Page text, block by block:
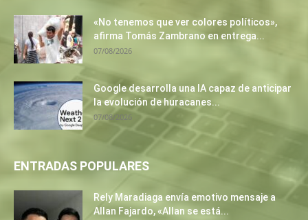
«No tenemos que ver colores políticos»,
afirma Tomás Zambrano en entrega...
07/08/2026
Google desarrolla una IA capaz de anticipar
la evolución de huracanes...
07/08/2026
ENTRADAS POPULARES
Rely Maradiaga envía emotivo mensaje a
Allan Fajardo, «Allan se está...